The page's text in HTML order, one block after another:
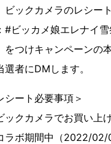
クカメラのレシート
#ビッカメ娘エレナイ雪
けキャンペーンの本
者にDMします。
シート必要事項＞
ックカメラでお買い上
ラボ期間中（2022/